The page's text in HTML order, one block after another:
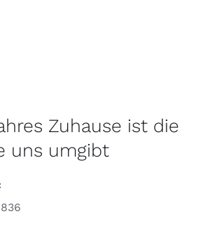
Zuhause ist die
uns umgibt